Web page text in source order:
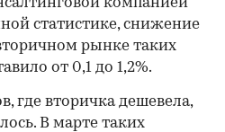
компанией
статистике, снижение
рынке таких
от 0,1 до 1,2%.
где вторичка дешевела,
В марте таких